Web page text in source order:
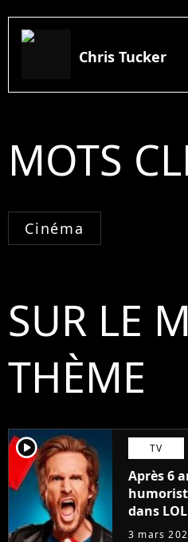
Chris Tucker
MOTS
Cinéma
SUR LE
THÈME
player2 TV
Après 6
dans
pas fait
3 mars